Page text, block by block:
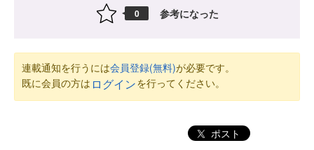
0 参考になった
連載通知を行うには会員登録(無料)が必要です。
既に会員の方は ログインを行ってください。
ポスト